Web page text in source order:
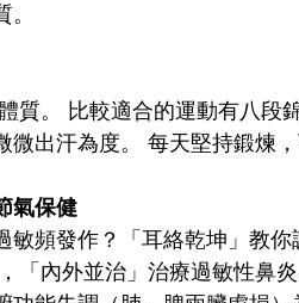
微出汗為度。 每天堅持鍛煉
氣保健
敏頻發作？「耳絡乾坤」教
「內外並治」治療過敏性鼻